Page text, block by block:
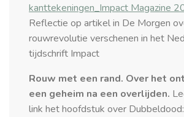
kanttekeningen_Impact Magazine
Reflectie op artikel in De Morgen
rouwrevolutie verschenen in het
tijdschrift Impact
Rouw met een rand. Over het
een geheim na een overlijden.
link het hoofdstuk over